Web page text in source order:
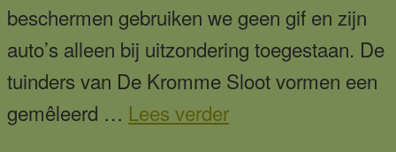
beschermen gebruiken we geen gif en zijn
auto’s alleen bij uitzondering toegestaan. De
tuinders van De Kromme Sloot vormen een
gemêleerd … Lees verderoverOver